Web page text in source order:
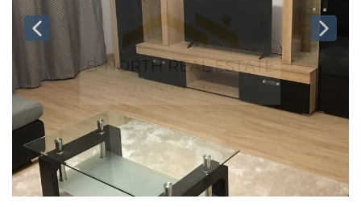
Acasă
Favorite
Autentificare
Înregistrare